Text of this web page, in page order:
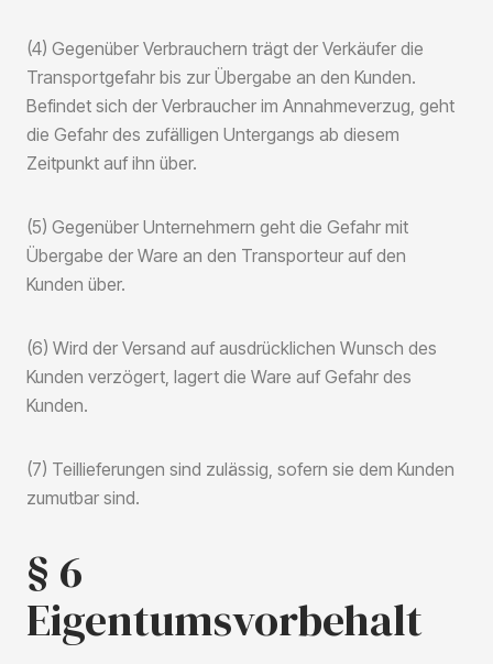
(4) Gegenüber Verbrauchern trägt der Verkäufer die
Transportgefahr bis zur Übergabe an den Kunden.
Befindet sich der Verbraucher im Annahmeverzug, geht
die Gefahr des zufälligen Untergangs ab diesem
Zeitpunkt auf ihn über.
(5) Gegenüber Unternehmern geht die Gefahr mit
Übergabe der Ware an den Transporteur auf den
Kunden über.
(6) Wird der Versand auf ausdrücklichen Wunsch des
Kunden verzögert, lagert die Ware auf Gefahr des
Kunden.
(7) Teillieferungen sind zulässig, sofern sie dem Kunden
zumutbar sind.
§ 6
Eigentumsvorbehalt